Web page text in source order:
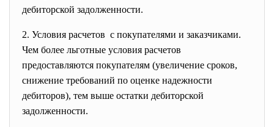
дебиторской задолженности.
2. Условия расчетов с покупателями и заказчиками.
Чем более льготные условия расчетов
предоставляются покупателям (увеличение сроков,
снижение требований по оценке надежности
дебиторов), тем выше остатки дебиторской
задолженности.